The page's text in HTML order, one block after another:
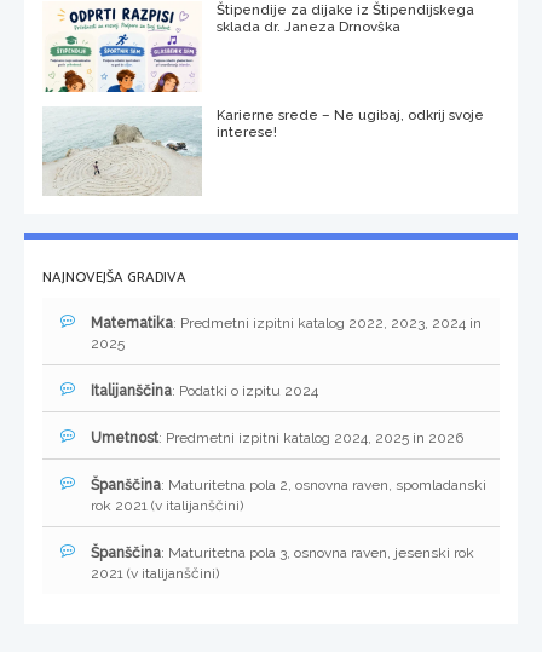
Štipendije za dijake iz Štipendijskega
sklada dr. Janeza Drnovška
Karierne srede – Ne ugibaj, odkrij svoje
interese!
NAJNOVEJŠA GRADIVA
Matematika: Predmetni izpitni katalog 2022, 2023, 2024 in
2025
Italijanščina: Podatki o izpitu 2024
Umetnost: Predmetni izpitni katalog 2024, 2025 in 2026
Španščina: Maturitetna pola 2, osnovna raven, spomladanski
rok 2021 (v italijanščini)
Španščina: Maturitetna pola 3, osnovna raven, jesenski rok
2021 (v italijanščini)